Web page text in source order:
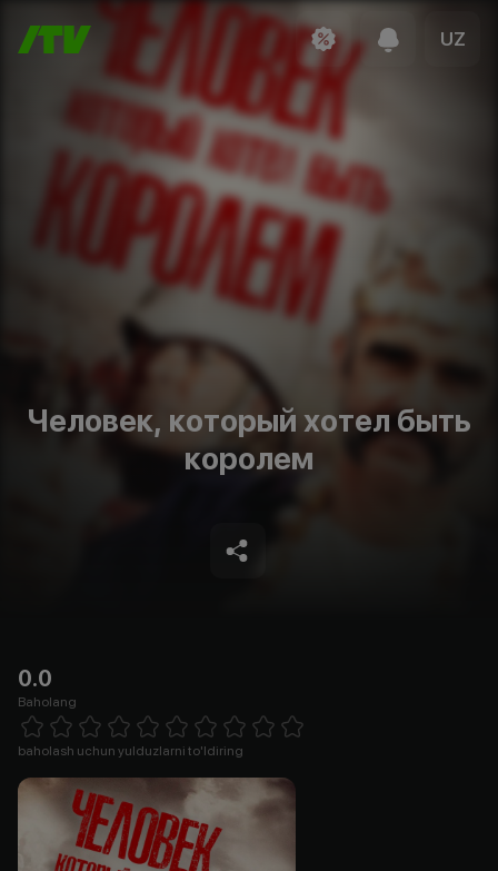
UZ
Человек, который хотел быть
королем
0.0
Baholang
1 Star 2 Stars 3 Stars 4 Stars5 Stars 6 Stars7 Stars8 Stars
baholash uchun yulduzlarni to'ldiring